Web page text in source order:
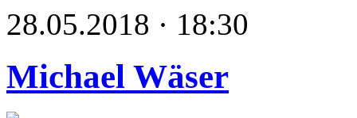
28.05.2018 · 18:30
Michael Wäser